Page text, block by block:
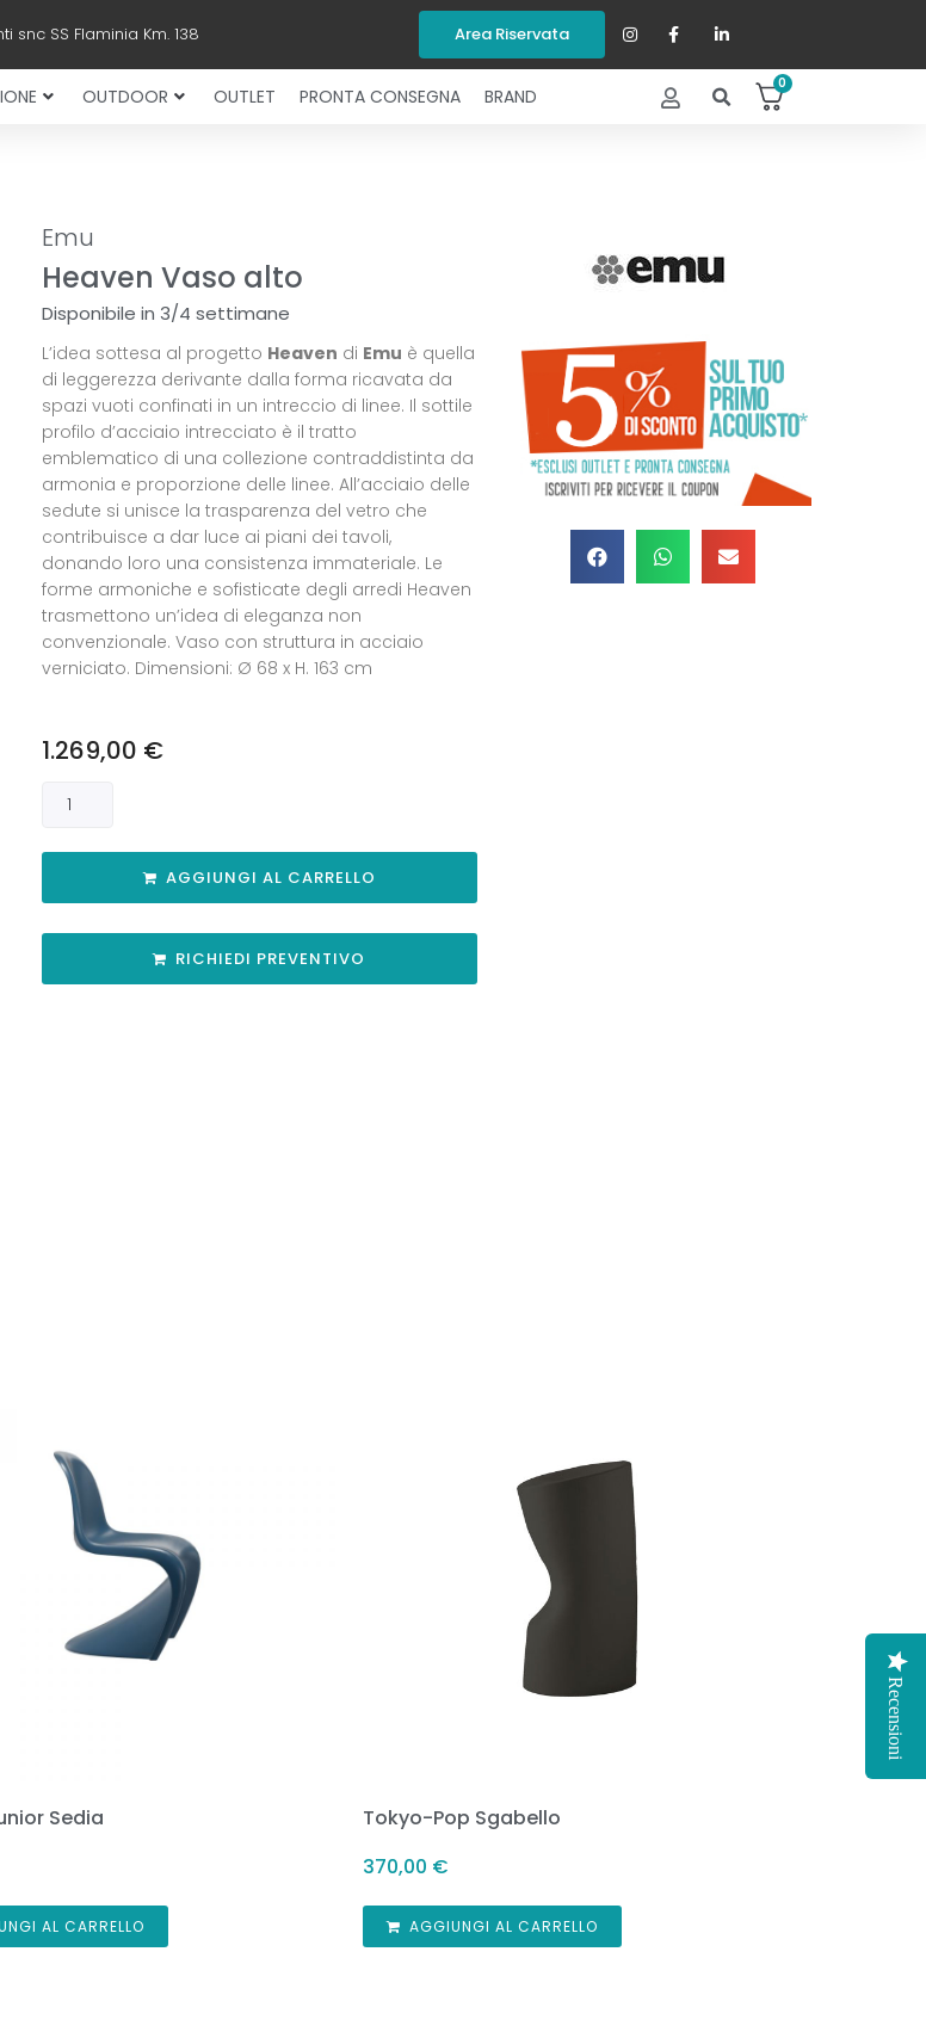
snc SS Flaminia Km. 138 Area Riservata
OUTDOOR OUTLET PRONTA CONSEGNA BRAND
0
Emu
Heaven Vaso alto
Disponibile in 3/4 settimane
L’idea sottesa al progetto Heaven di Emu è quella
di leggerezza derivante dalla forma ricavata da
spazi vuoti confinati in un intreccio di linee. Il sottile
profilo d’acciaio intrecciato è il tratto
emblematico di una collezione contraddistinta da
armonia e proporzione delle linee. All’acciaio delle
sedute si unisce la trasparenza del vetro che
contribuisce a dar luce ai piani dei tavoli,
donando loro una consistenza immateriale. Le
forme armoniche e sofisticate degli arredi Heaven
trasmettono un’idea di eleganza non
convenzionale. Vaso con struttura in acciaio
verniciato. Dimensioni: Ø 68 x H. 163 cm
1.269,00 €
AGGIUNGI AL CARRELLO
RICHIEDI PREVENTIVO
Sedia
AL CARRELLO
Tokyo-Pop Sgabello
370,00 €
AGGIUNGI AL CARRELLO
Recensioni